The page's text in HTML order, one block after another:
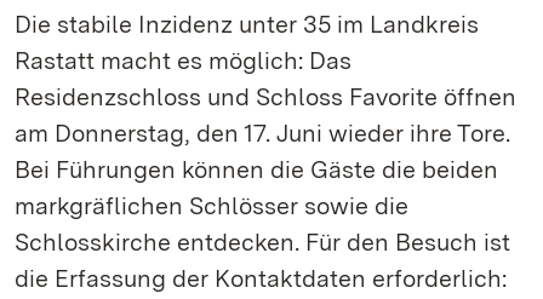
Die stabile Inzidenz unter 35 im Landkreis
Rastatt macht es möglich: Das
Residenzschloss und Schloss Favorite öffnen
am Donnerstag, den 17. Juni wieder ihre Tore.
Bei Führungen können die Gäste die beiden
markgräflichen Schlösser sowie die
Schlosskirche entdecken. Für den Besuch ist
die Erfassung der Kontaktdaten erforderlich: